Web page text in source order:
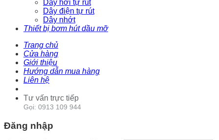
Dây hơi tự rút
Dây điện tự rút
Dây nhớt
Thiết bị bơm hút dầu mỡ
Trang chủ
Cửa hàng
Giới thiệu
Hướng dẫn mua hàng
Liên hệ
Tư vấn trực tiếp
Gọi: 0913 109 944
Đăng nhập